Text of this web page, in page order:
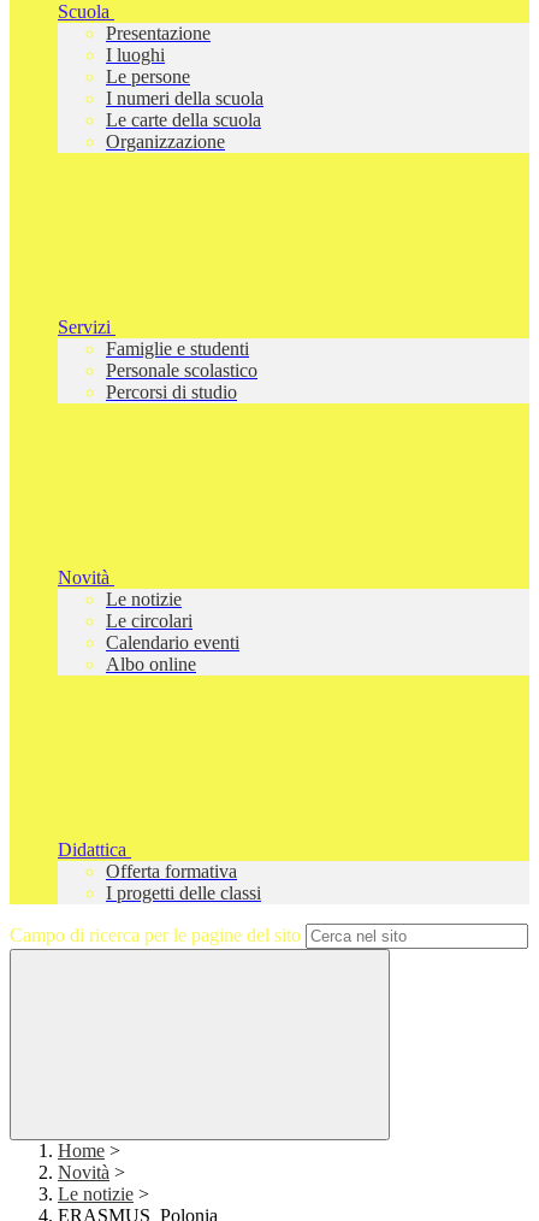
Scuola
Presentazione
I luoghi
Le persone
I numeri della scuola
Le carte della scuola
Organizzazione
Servizi
Famiglie e studenti
Personale scolastico
Percorsi di studio
Novità
Le notizie
Le circolari
Calendario eventi
Albo online
Didattica
Offerta formativa
I progetti delle classi
Campo di ricerca per le pagine del sito
Home >
Novità >
Le notizie >
ERASMUS_Polonia